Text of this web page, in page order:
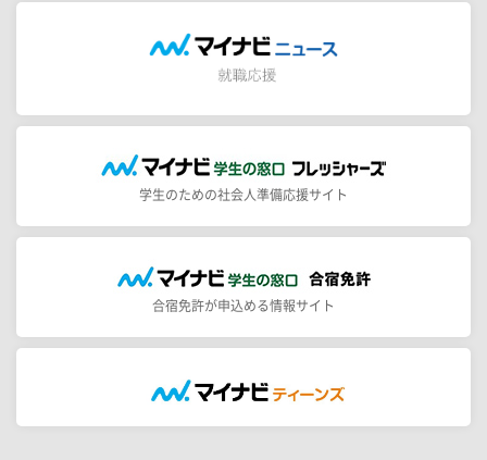
学生のための社会人準備応援サイト
合宿免許が申込める情報サイト